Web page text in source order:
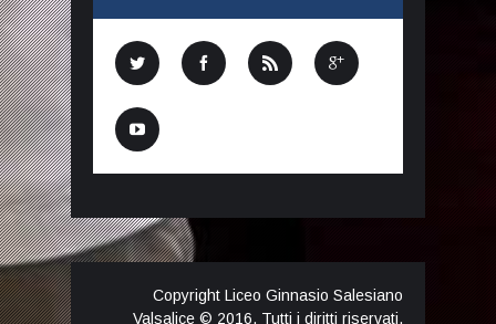
Copyright Liceo Ginnasio Salesiano
Valsalice © 2016. Tutti i diritti riservati.